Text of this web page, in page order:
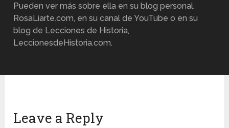
Pueden ver más sobre ella en su blog personal,
RosaLiarte.com, en su canal de YouTube o en su
blog de Lecciones de Historia,
LeccionesdeHistoria.com.
Leave a Reply